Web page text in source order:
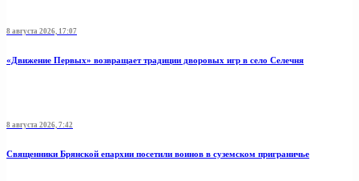
8 августа 2026, 17:07
«Движение Первых» возвращает традиции дворовых игр в село Селечня
8 августа 2026, 7:42
Священники Брянской епархии посетили воинов в суземском приграничье